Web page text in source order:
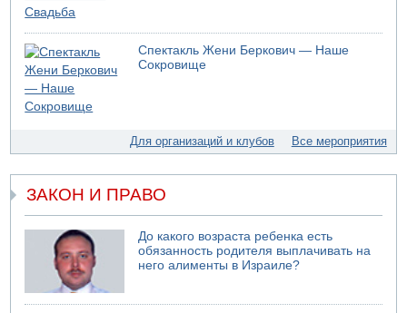
05.08.2026 18:30
Израиль провел испытания системы противоракетной
обороны "Хец"
05.08.2026 18:28
МАДА призывает израильтян срочно сдавать кровь
Бывший посол Израиля в ООН Гилад Эрдан объявит в
четверг о создании новой политической партии
05.08.2026 13:49
На севере Израиля на берег выбросило тело
05.08.2026 13:32
В России горят новые склады
Спектакль Жени Беркович — Наше
Сокровище
Для организаций и клубов Все мероприятия
ЗАКОН И ПРАВО
До какого возраста ребенка есть
обязанность родителя выплачивать на
него алименты в Израиле?